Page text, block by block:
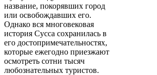
название, покорявших город
или освобождавших его.
Однако вся многовековая
история Сусса сохранилась в
его достопримечательностях,
которые ежегодно приезжают
осмотреть сотни тысяч
любознательных туристов.